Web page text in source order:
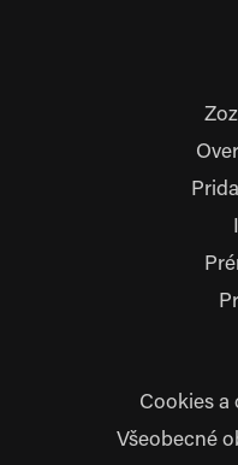
Cookies a
Všeobecné